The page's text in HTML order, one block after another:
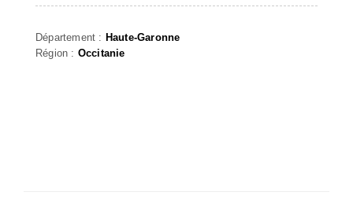
Département : Haute-Garonne
Région : Occitanie